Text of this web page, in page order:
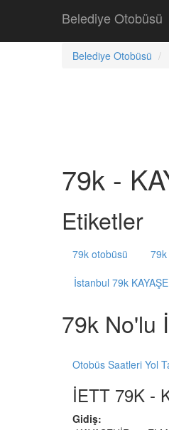
Belediye Otobüsü
Belediye Otobüsü
79k -
Etiketler
79k otobüsü
İstanbul 79k
79k No'lu
Otobüs Saatleri Yol
İETT 79K -
Gidiş: